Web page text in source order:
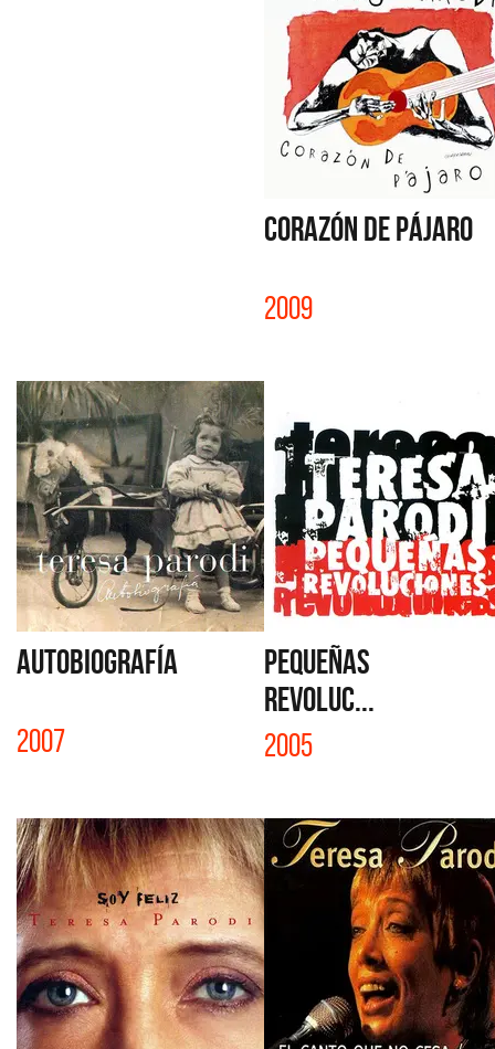
CORAZÓN DE PÁJARO
2009
AUTOBIOGRAFÍA
2007
PEQUEÑAS
REVOLUC...
2005